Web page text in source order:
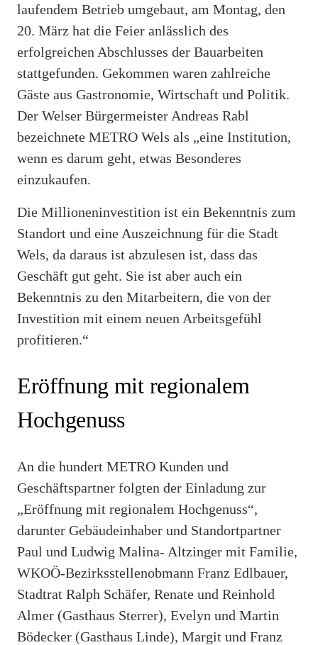
laufendem Betrieb umgebaut, am Montag, den
20. März hat die Feier anlässlich des
erfolgreichen Abschlusses der Bauarbeiten
stattgefunden. Gekommen waren zahlreiche
Gäste aus Gastronomie, Wirtschaft und Politik.
Der Welser Bürgermeister Andreas Rabl
bezeichnete METRO Wels als „eine Institution,
wenn es darum geht, etwas Besonderes
einzukaufen.
Die Millioneninvestition ist ein Bekenntnis zum
Standort und eine Auszeichnung für die Stadt
Wels, da daraus ist abzulesen ist, dass das
Geschäft gut geht. Sie ist aber auch ein
Bekenntnis zu den Mitarbeitern, die von der
Investition mit einem neuen Arbeitsgefühl
profitieren.“
Eröffnung mit regionalem
Hochgenuss
An die hundert METRO Kunden und
Geschäftspartner folgten der Einladung zur
„Eröffnung mit regionalem Hochgenuss“,
darunter Gebäudeinhaber und Standortpartner
Paul und Ludwig Malina- Altzinger mit Familie,
WKOÖ-Bezirksstellenobmann Franz Edlbauer,
Stadtrat Ralph Schäfer, Renate und Reinhold
Almer (Gasthaus Sterrer), Evelyn und Martin
Bödecker (Gasthaus Linde), Margit und Franz